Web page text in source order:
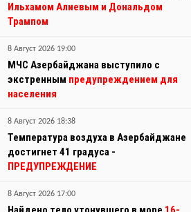
Ильхамом Алиевым и Дональдом
Трампом
8 Август 2026 19:00
МЧС Азербайджана выступило с
экстренным предупреждением для
населения
8 Август 2026 18:38
Температура воздуха в Азербайджане
достигнет 41 градуса -
ПРЕДУПРЕЖДЕНИЕ
8 Август 2026 17:00